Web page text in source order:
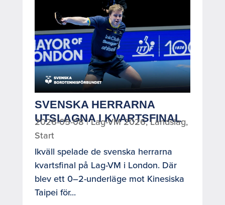
SVENSKA HERRARNA
UTSLAGNA I KVARTSFINAL
2026-05-08|Lag-VM 2026,Landslag,
Start
Ikväll spelade de svenska herrarna
kvartsfinal på Lag-VM i London. Där
blev ett 0–2-underläge mot Kinesiska
Taipei för...